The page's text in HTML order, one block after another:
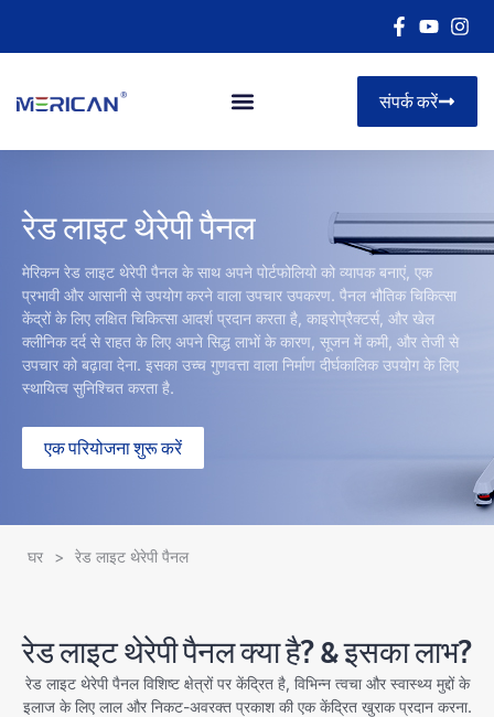
संपर्क करें
रेड लाइट थेरेपी पैनल
मेरिकन रेड लाइट थेरेपी पैनल के साथ अपने पोर्टफोलियो को व्यापक बनाएं, एक
प्रभावी और आसानी से उपयोग करने वाला उपचार उपकरण. पैनल भौतिक चिकित्सा
केंद्रों के लिए लक्षित चिकित्सा आदर्श प्रदान करता है, काइरोप्रैक्टर्स, और खेल
क्लीनिक दर्द से राहत के लिए अपने सिद्ध लाभों के कारण, सूजन में कमी, और तेजी से
उपचार को बढ़ावा देना. इसका उच्च गुणवत्ता वाला निर्माण दीर्घकालिक उपयोग के लिए
स्थायित्व सुनिश्चित करता है.
एक परियोजना शुरू करें
घर > रेड लाइट थेरेपी पैनल
रेड लाइट थेरेपी पैनल क्या है? & इसका लाभ?
रेड लाइट थेरेपी पैनल विशिष्ट क्षेत्रों पर केंद्रित है, विभिन्न त्वचा और स्वास्थ्य मुद्दों के
इलाज के लिए लाल और निकट-अवरक्त प्रकाश की एक केंद्रित खुराक प्रदान करना.